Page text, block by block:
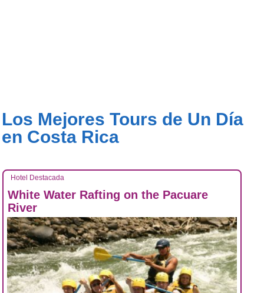
Los Mejores Tours de Un Día
en Costa Rica
Hotel Destacada
White Water Rafting on the Pacuare
River